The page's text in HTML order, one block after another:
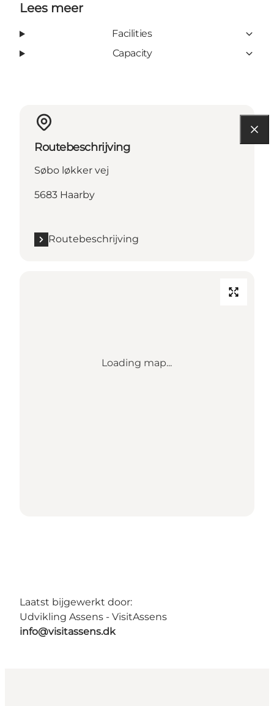
Lees meer
Facilities
Capacity
Routebeschrijving
Søbo løkker vej
5683 Haarby
Routebeschrijving
Loading map...
Laatst bijgewerkt door:
Udvikling Assens - VisitAssens
info@visitassens.dk